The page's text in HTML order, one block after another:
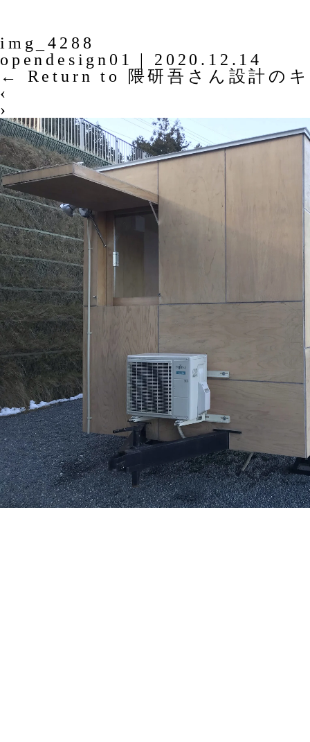
img_4288
opendesign01
| 2020.12.14
←
Return to 隈研吾さん設計の
‹
›